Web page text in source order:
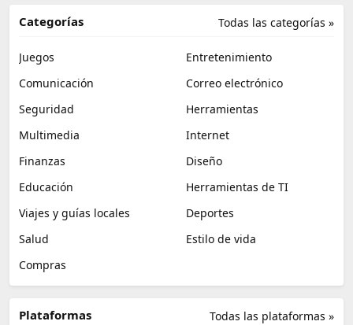
Todas las categorías »
Categorías
Juegos
Entretenimiento
Comunicación
Correo electrónico
Seguridad
Herramientas
Multimedia
Internet
Finanzas
Diseño
Educación
Herramientas de TI
Viajes y guías locales
Deportes
Salud
Estilo de vida
Compras
Todas las plataformas »
Plataformas